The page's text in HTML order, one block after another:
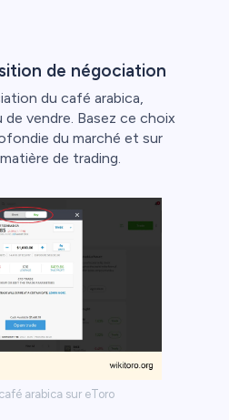
de négociation
du café arabica,
vendre. Basez ce choix
du marché et sur
de trading.
arabica sur eToro